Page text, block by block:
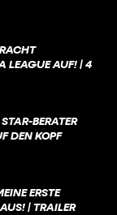
LEAGUE AUF! | 4
BERATER
KOPF S
ERSTE
| TRAILER